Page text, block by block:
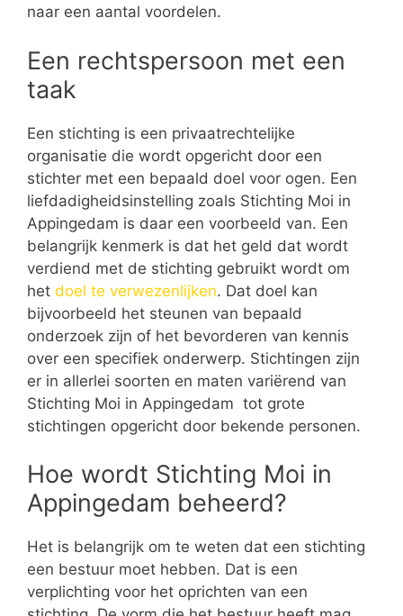
naar een aantal voordelen.
Een rechtspersoon met een
taak
Een stichting is een privaatrechtelijke
organisatie die wordt opgericht door een
stichter met een bepaald doel voor ogen. Een
liefdadigheidsinstelling zoals Stichting Moi in
Appingedam is daar een voorbeeld van. Een
belangrijk kenmerk is dat het geld dat wordt
verdiend met de stichting gebruikt wordt om
het doel te verwezenlijken. Dat doel kan
bijvoorbeeld het steunen van bepaald
onderzoek zijn of het bevorderen van kennis
over een specifiek onderwerp. Stichtingen zijn
er in allerlei soorten en maten variërend van
Stichting Moi in Appingedam tot grote
stichtingen opgericht door bekende personen.
Hoe wordt Stichting Moi in
Appingedam beheerd?
Het is belangrijk om te weten dat een stichting
een bestuur moet hebben. Dat is een
verplichting voor het oprichten van een